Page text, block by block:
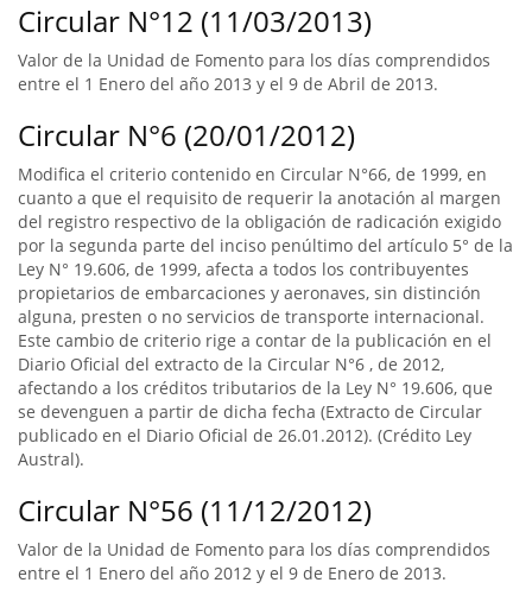
Circular N°12 (11/03/2013)
Valor de la Unidad de Fomento para los días comprendidos
entre el 1 Enero del año 2013 y el 9 de Abril de 2013.
Circular N°6 (20/01/2012)
Modifica el criterio contenido en Circular N°66, de 1999, en
cuanto a que el requisito de requerir la anotación al margen
del registro respectivo de la obligación de radicación exigido
por la segunda parte del inciso penúltimo del artículo 5° de la
Ley N° 19.606, de 1999, afecta a todos los contribuyentes
propietarios de embarcaciones y aeronaves, sin distinción
alguna, presten o no servicios de transporte internacional.
Este cambio de criterio rige a contar de la publicación en el
Diario Oficial del extracto de la Circular N°6 , de 2012,
afectando a los créditos tributarios de la Ley N° 19.606, que
se devenguen a partir de dicha fecha (Extracto de Circular
publicado en el Diario Oficial de 26.01.2012). (Crédito Ley
Austral).
Circular N°56 (11/12/2012)
Valor de la Unidad de Fomento para los días comprendidos
entre el 1 Enero del año 2012 y el 9 de Enero de 2013.